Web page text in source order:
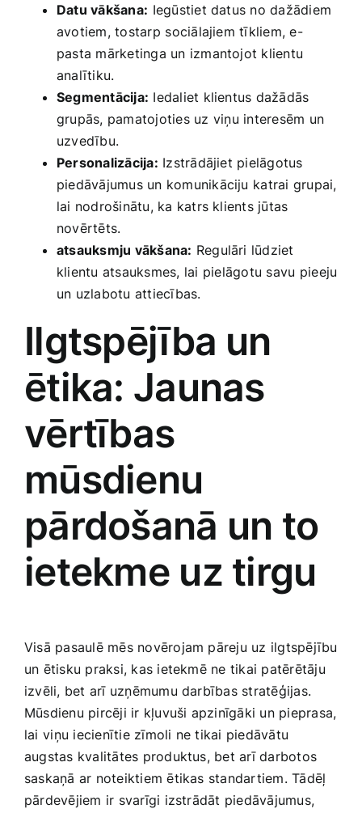
Datu vākšana: ⁢Iegūstiet datus no dažādiem
avotiem, ‌tostarp⁢ sociālajiem tīkliem, e-
pasta mārketinga un izmantojot klientu
analītiku.
Segmentācija: Iedaliet klientus dažādās
grupās, pamatojoties uz⁤ viņu interesēm un
uzvedību.
Personalizācija: Izstrādājiet pielāgotus
piedāvājumus un komunikāciju⁣ katrai grupai,
lai nodrošinātu, ka katrs klients jūtas
novērtēts.
atsauksmju vākšana: Regulāri lūdziet
klientu atsauksmes, lai⁢ pielāgotu savu ⁤pieeju
un uzlabotu attiecības.
Ilgtspējība ⁣un
ētika: Jaunas
vērtības
mūsdienu
pārdošanā un to ​
ietekme uz tirgu
Visā pasaulē mēs novērojam pāreju uz ilgtspējību
un ētisku praksi, kas ietekmē ne tikai ​patērētāju
izvēli, bet arī uzņēmumu darbības stratēģijas.⁣
Mūsdienu pircēji​ ir kļuvuši apzinīgāki un pieprasa,
​lai ⁢viņu ‍iecienītie zīmoli ne tikai piedāvātu
augstas kvalitātes produktus, bet arī darbotos ​
saskaņā ar noteiktiem ētikas standartiem. Tādēļ
pārdevējiem ir svarīgi ‌izstrādāt piedāvājumus,